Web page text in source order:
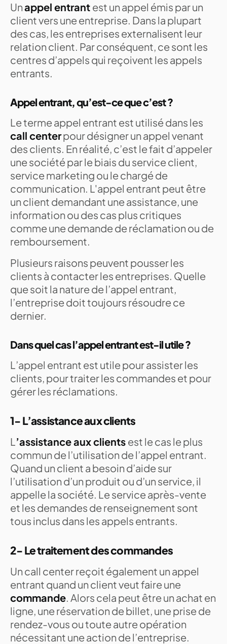
Unappel entrant est un appel émis par un
client vers une entreprise. Dans la plupart
des cas, les entreprises externalisent leur
relation client. Par conséquent, ce sont les
centres d’appels qui reçoivent les appels
entrants.
Appel entrant, qu’est-ce que c’est ?
Le terme appel entrant est utilisé dans les
call centerpour désigner un appel venant
des clients. En réalité, c’est le fait d’appeler
une société par le biais du service client,
service marketing ou le chargé de
communication. L'appel entrant peut être
un client demandant une assistance, une
information ou des cas plus critiques
comme une demande de réclamation ou de
remboursement.
Plusieurs raisons peuvent pousser les
clients à contacter les entreprises. Quelle
que soit la nature de l’appel entrant,
l’entreprise doit toujours résoudre ce
dernier.
Dans quel cas l’appel entrant est-il utile ?
L’appel entrant est utile pour assister les
clients, pour traiter les commandes et pour
gérer les réclamations.
1- L’assistance aux clients
L’assistance aux clients est le cas le plus
commun de l’utilisation de l’appel entrant.
Quand un client a besoin d’aide sur
l’utilisation d’un produit ou d’un service, il
appelle la société. Le service après-vente
et les demandes de renseignement sont
tous inclus dans les appels entrants.
2- Le traitement des commandes
Un call center reçoit également un appel
entrant quand un client veut faire une
commande. Alors cela peut être un achat en
ligne, une réservation de billet, une prise de
rendez-vous ou toute autre opération
nécessitant une action de l’entreprise.